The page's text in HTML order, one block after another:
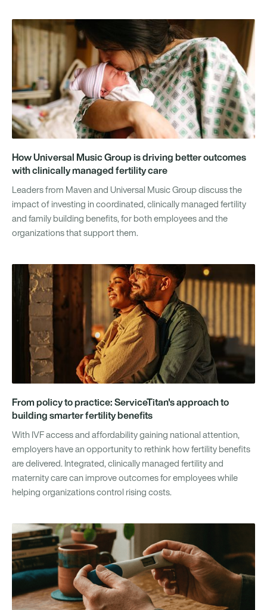
How Universal Music Group is driving better outcomes
with clinically managed fertility care
Leaders from Maven and Universal Music Group discuss the
impact of investing in coordinated, clinically managed fertility
and family building benefits, for both employees and the
organizations that support them.
From policy to practice: ServiceTitan's approach to
building smarter fertility benefits
With IVF access and affordability gaining national attention,
employers have an opportunity to rethink how fertility benefits
are delivered. Integrated, clinically managed fertility and
maternity care can improve outcomes for employees while
helping organizations control rising costs.